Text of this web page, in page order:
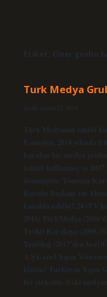
Etiket: Ciner grubu
Turk Medya
Tarih: Aralık 22, 2024
Türk Medyanın sahibi
Esmedya, 2014 yılında
kurulan bir medya
ismini kullanmış ve
dönmüştür. Yönetim
Kurulu Başkanı ise
kanalda sahibi? 24 (TV
2016) TürkMedya
Tevhit Karakaya (2009-
Yeşildağ (2017’den
A.Ş.Genel Yayın
kimin? Turkuvaz Yayın
bir şirkettir. Eski